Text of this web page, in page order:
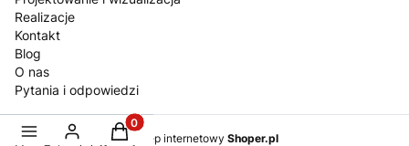
Realizacje
Kontakt
Blog
O nas
Pytania i odpowiedzi
Sklep internetowy Shoper.pl
Produkty w koszyku: 0. Zobacz szczegóły